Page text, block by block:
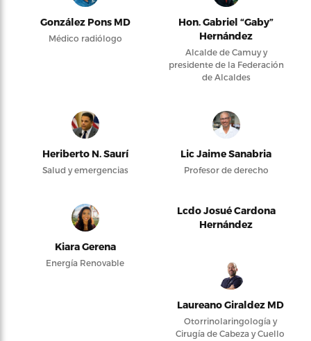
González Pons MD
Médico radiólogo
Hon. Gabriel “Gaby”
Hernández
Alcalde de Camuy y
presidente de la Federación
de Alcaldes
Heriberto N. Saurí
Salud y emergencias
Lic Jaime Sanabria
Profesor de derecho
Kiara Gerena
Energía Renovable
Lcdo Josué Cardona
Hernández
Laureano Giraldez MD
Otorrinolaringología y
Cirugía de Cabeza y Cuello